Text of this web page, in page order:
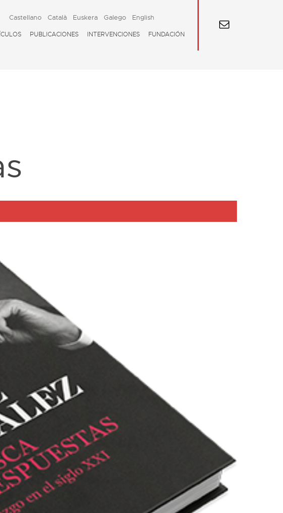
PUBLICACIONES INTERVENCIONES FUNDACIÓN
Castellano Català Euskera Galego English